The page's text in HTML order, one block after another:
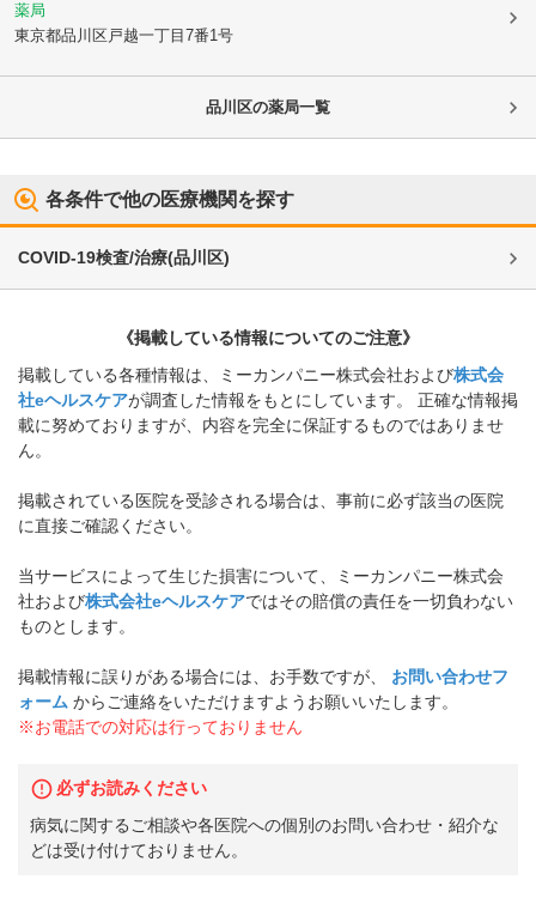
薬局
東京都品川区 戸越一丁目7番1号
品川区の薬局一覧
各条件で他の医療機関を探す
COVID-19検査/治療(品川区)
《掲載している情報についてのご注意》
掲載している各種情報は、ミーカンパニー株式会社および株式会
社eヘルスケアが調査した情報をもとにしています。 正確な情報掲
載に努めておりますが、内容を完全に保証するものではありませ
ん。
掲載されている医院を受診される場合は、事前に必ず該当の医院
に直接ご確認ください。
当サービスによって生じた損害について、ミーカンパニー株式会
社および株式会社eヘルスケアではその賠償の責任を一切負わない
ものとします。
掲載情報に誤りがある場合には、お手数ですが、
お問い合わせフ
ォーム からご連絡をいただけますようお願いいたします。
※お電話での対応は行っておりません
必ずお読みください
病気に関するご相談や各医院への個別のお問い合わせ・紹介な
どは受け付けておりません。